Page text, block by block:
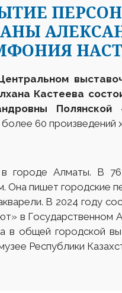
Кастеева
дровны Полянской
60 произведений
городе Алматы. В
Она пишет городские
В 2024 году
в Государственном
в общей городской
Республики